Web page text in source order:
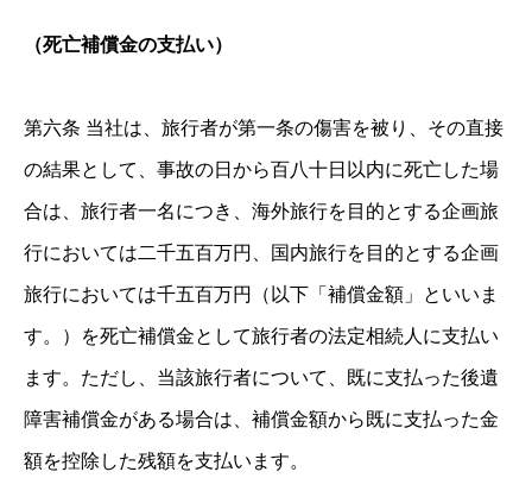
（死亡補償金の支払い）
第六条 当社は、旅行者が第一条の傷害を被り、その直接
の結果として、事故の日から百八十日以内に死亡した場
合は、旅行者一名につき、海外旅行を目的とする企画旅
行においては二千五百万円、国内旅行を目的とする企画
旅行においては千五百万円（以下「補償金額」といいま
す。）を死亡補償金として旅行者の法定相続人に支払い
ます。ただし、当該旅行者について、既に支払った後遺
障害補償金がある場合は、補償金額から既に支払った金
額を控除した残額を支払います。